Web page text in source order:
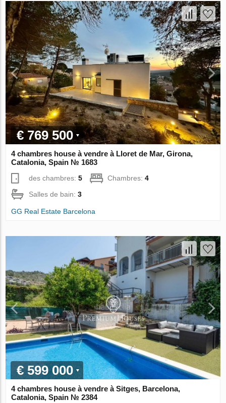
€ 769 500
4 chambres house à vendre à Lloret de Mar, Girona,
Catalonia, Spain № 1683
des chambres:5 Chambres:4
Salles de bain:3
GG Real Estate Barcelona
€ 599 000
4 chambres house à vendre à Sitges, Barcelona,
Catalonia, Spain № 2384